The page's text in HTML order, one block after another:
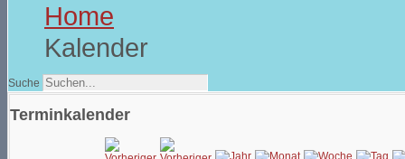
Home
Kalender
Suche
Terminkalender